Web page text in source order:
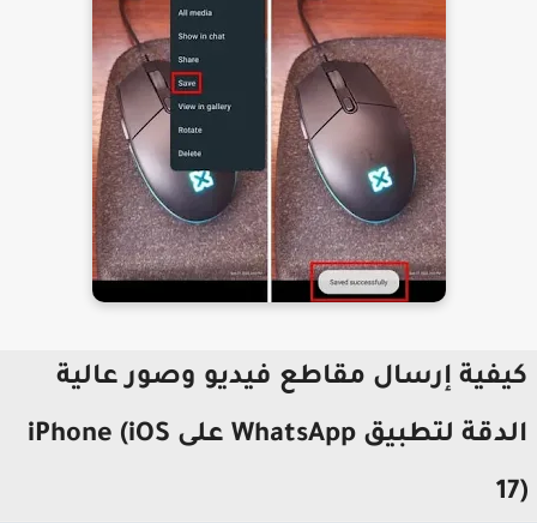
إرسال مقاطع فيديو وصور عالية
الدقة لتطبيق WhatsApp على iPhone (iOS